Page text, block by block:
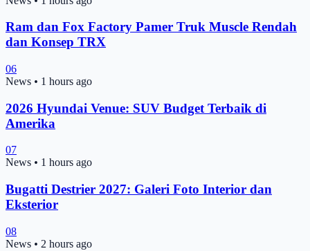
Ram dan Fox Factory Pamer Truk Muscle Rendah
dan Konsep TRX
06
News • 1 hours ago
2026 Hyundai Venue: SUV Budget Terbaik di
Amerika
07
News • 1 hours ago
Bugatti Destrier 2027: Galeri Foto Interior dan
Eksterior
08
News • 2 hours ago